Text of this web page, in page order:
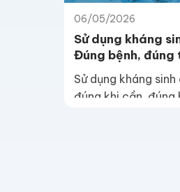
06/05/2026
Sử dụng kháng
Đúng bệnh, đúng
đúng thời gian
Sử dụng kháng
đúng khi cần, đúng